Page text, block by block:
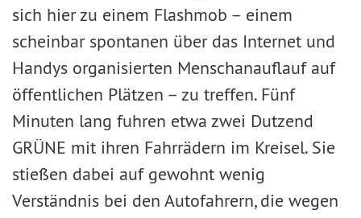
sich hier zu einem Flashmob – einem
scheinbar spontanen über das Internet und
Handys organisierten Menschanauflauf auf
öffentlichen Plätzen – zu treffen. Fünf
Minuten lang fuhren etwa zwei Dutzend
GRÜNE mit ihren Fahrrädern im Kreisel. Sie
stießen dabei auf gewohnt wenig
Verständnis bei den Autofahrern, die wegen